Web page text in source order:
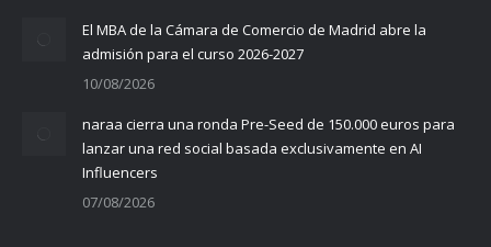
El MBA de la Cámara de Comercio de Madrid abre la
admisión para el curso 2026-2027
10/08/2026
naraa cierra una ronda Pre-Seed de 150.000 euros para
lanzar una red social basada exclusivamente en AI
Influencers
07/08/2026